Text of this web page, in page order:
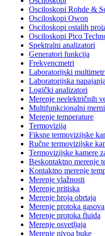
Osciloskopi Rohde &
Osciloskopi Owon
Osciloskopi ostalih
Osciloskopi Pico
Spektralni analizatori
Generatori funkcija
Frekvencmetri
Laboratorijski
Laboratorijska napajanja
Logički analizatori
Merenje neelektričnih
Multifunkcionalni
Merenje temperature
Termovizija
Fiksne termovizijske
Ručne termovizijske
Termovizijske kamere
Beskontaktno merenje
Kontaktno merenje
Merenje vlažnosti
Merenje pritiska
Merenje broja obrtaja
Merenje protoka gasova
Merenje protoka fluida
Merenje osvetljaja
Merenje nivoa buke